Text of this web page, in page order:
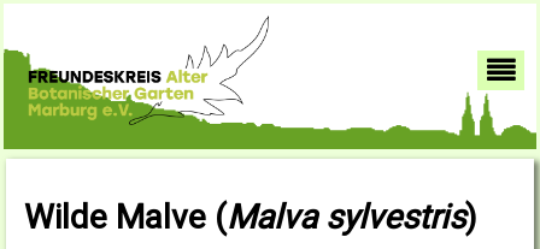
Wilde Malve (Malva sylvestris)